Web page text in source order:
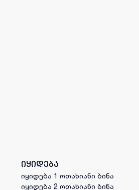
იყიდება
იყიდება 1 ოთახიანი ბინა
იყიდება 2 ოთახიანი ბინა